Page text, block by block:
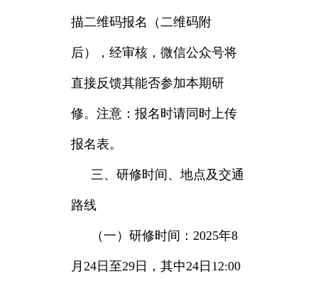
描二维码报名（二维码附
后），经审核，微信公众号将
直接反馈其能否参加本期研
修。注意：报名时请同时上传
报名表。
三、研修时间、地点及交通
路线
（一）研修时间：2025年8
月24日至29日，其中24日12:00